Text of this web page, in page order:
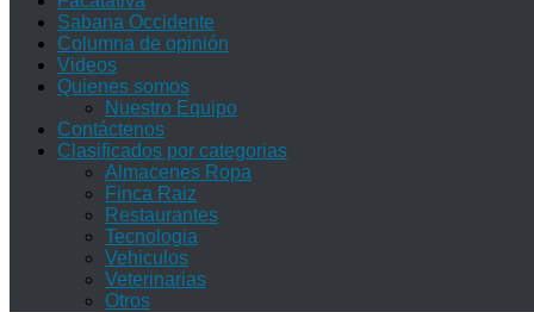
Sabana Occidente
Columna de opinión
Videos
Quienes somos
Nuestro Equipo
Contáctenos
Clasificados por categorias
Almacenes Ropa
Finca Raiz
Restaurantes
Tecnologia
Vehiculos
Veterinarias
Otros